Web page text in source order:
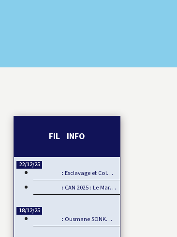
FIL INFO
22/12/25
Esclavage et Colonialisme : Le Ghana, porte-voix pour…
CAN 2025 : Le Maroc démarre fort sa CAN
18/12/25
Ousmane SONKO : Fanon comme boussole de la souveraineté…